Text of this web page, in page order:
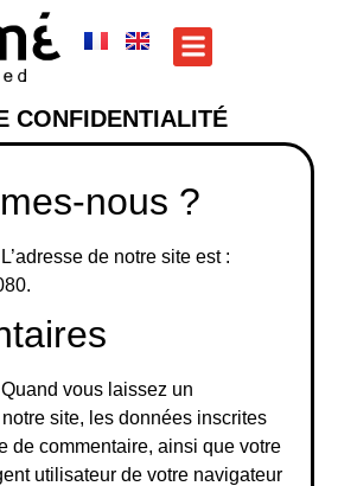
CONFIDENTIALITÉ
nous ?
L’adresse de notre site est :
Quand vous laissez un
site, les données inscrites
de commentaire, ainsi que votre
utilisateur de votre navigateur